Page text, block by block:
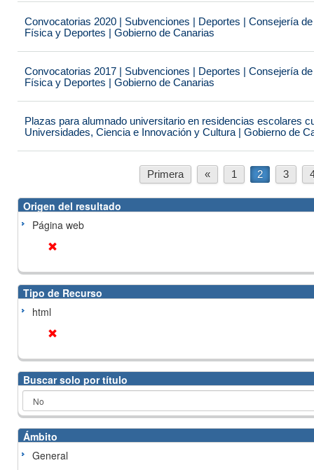
Convocatorias 2020 | Subvenciones | Deportes | Consejería
Física y Deportes | Gobierno de Canarias
Convocatorias 2017 | Subvenciones | Deportes | Consejería
Física y Deportes | Gobierno de Canarias
Plazas para alumnado universitario en residencias escolares
Universidades, Ciencia e Innovación y Cultura | Gobierno de
Primera « 1 2 3
Origen del resultado
Página web
Tipo de Recurso
html
Buscar solo por título
Ámbito
General